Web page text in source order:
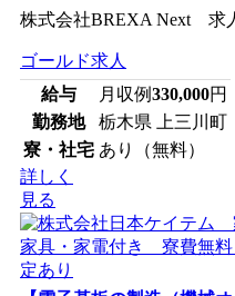
株式会社BREXA Next 求
ゴールド求人
給与
月収例330,000円
勤務地
栃木県 上三川町
寮・社宅 あり（無料）
詳しく
見る